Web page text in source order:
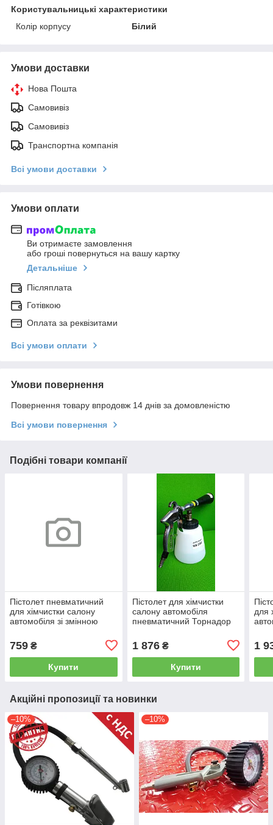
Користувальницькі характеристики
Колір корпусу
Білий
Умови доставки
Нова Пошта
Самовивіз
Самовивіз
Транспортна компанія
Всі умови доставки
Умови оплати
Ви отримаєте замовлення
або гроші повернуться на вашу картку
Детальніше
Післяплата
Готівкою
Оплата за реквізитами
Всі умови оплати
Умови повернення
Повернення товару впродовж 14 днів за домовленістю
Всі умови повернення
Подібні товари компанії
Пістолет пневматичний
для хімчистки салону
автомобіля зі змінною
(Торнадор) AIRKRAFT WG
-1010
759 ₴
Купити
Пістолет для хімчистки
салону автомобіля
пневматичний Торнадор
1 876₴
Купити
для
1
Акційні пропозиції та новинки
–10% –10%